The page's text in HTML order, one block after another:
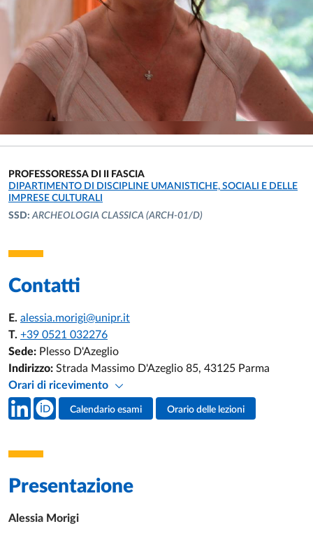
PROFESSORESSA DI II FASCIA
UNITÀ ORGANIZZATIVA AFFERENTE:
DIPARTIMENTO DI DISCIPLINE UMANISTICHE, SOCIALI E DELLE
IMPRESE CULTURALI
SSD: ARCHEOLOGIA CLASSICA (ARCH-01/D)
Contatti
E. alessia.morigi@unipr.it
T. +39 0521 032276
Sede: Plesso D'Azeglio
Indirizzo: Strada Massimo D'Azeglio 85, 43125 Parma
Orari di ricevimento
Social del docente
Calendario esami Orario delle lezioni
Presentazione
Alessia Morigi